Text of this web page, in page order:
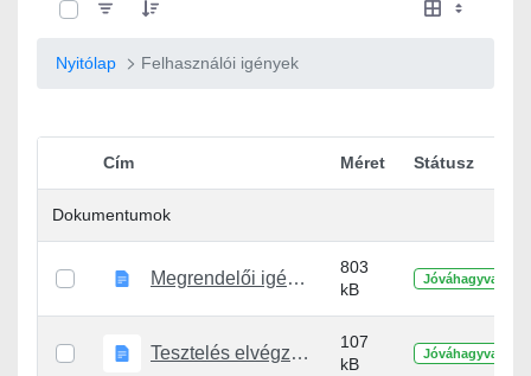
Nyitólap Felhasználói igények
Elem kiválasztása
Cím Méret Státusz
Dokumentumok
Megrendelői igények összefogásav1.docx
803
kB
Jóváhagyva
Tesztelés elvégzésev1.docx
107
kB
Jóváhagyva